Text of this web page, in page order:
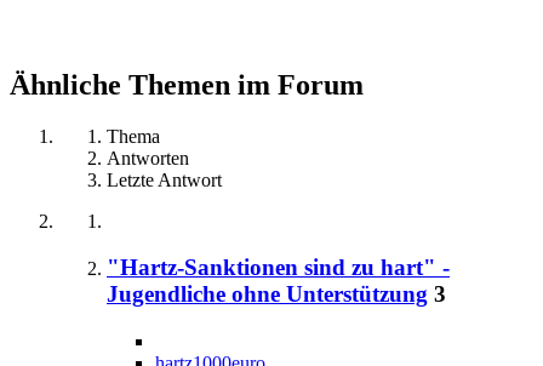
Ähnliche Themen im Forum
Thema
Antworten
Letzte Antwort
"Hartz-Sanktionen sind zu hart" -
Jugendliche ohne Unterstützung 3